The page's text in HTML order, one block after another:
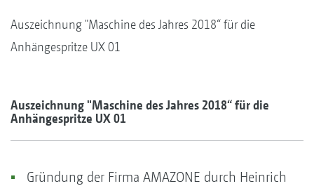
Auszeichnung "Maschine des Jahres 2018“ für die
Anhängespritze UX 01
Auszeichnung "Maschine des Jahres 2018“ für die
Anhängespritze UX 01
Gründung der Firma AMAZONE durch Heinrich